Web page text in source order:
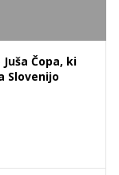
Čopa, ki
Slovenijo